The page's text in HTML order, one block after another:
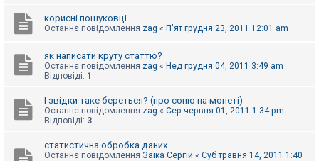
п
м
г
корисні пошуковці
Останнє повідомлення zag « П'ят грудня 23, 2011 12:01 am
як написати круту статтю?
Останнє повідомлення zag « Нед грудня 04, 2011 3:49 am
Відповіді: 1
І звідки таке береться? (про соню на монеті)
Останнє повідомлення zag « Сер червня 01, 2011 1:34 pm
Відповіді: 3
статистична обробка даних
Останнє повідомлення Заїка Сергій « Суб травня 14, 2011 1:40